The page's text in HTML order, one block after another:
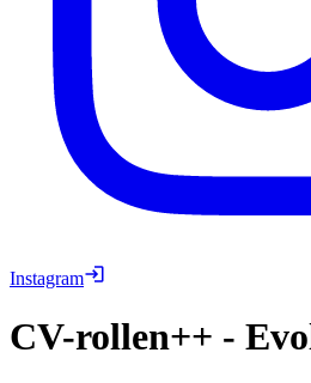
Instagram
CV-rollen++ -